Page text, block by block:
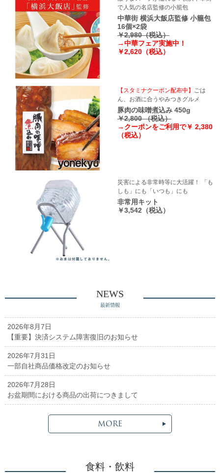
で人気の名店監修の小籠包
中華街 横浜大飯店監修 小籠包
16個×2袋
￥2,980（税込）
→中華フェア実施中！
￥2,620（税込）
【スタミナクーポン配布中】
ごは
ん、お酒に合うやみつきグルメ
豚肉の味噌煮込み 450g
￥2,800 （税込）
→クーポンをご利用で￥ 2,380
（税込）
災害による非常時等に大活躍！ 「も
しも」にも「いつも」にも
非常用キット
￥3,542（税込）
NEWS
最新情報
2026年8月7日
【重要】決済システム障害復旧のお知らせ
2026年7月31日
一部自社商品価格改定のお知らせ
2026年7月28日
お盆期間における商品の出荷につきまして
MORE
食料・飲料